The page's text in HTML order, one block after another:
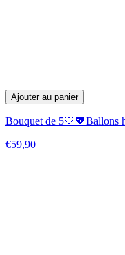
Ajouter au panier
Bouquet de 5🤍💖Ballons
€59,90